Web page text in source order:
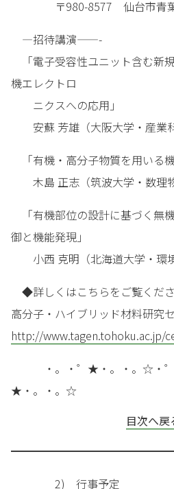
〒980-8577 仙台市青葉
—招待講演——-
「電子受容性ユニット含む新
機エレクトロ
ニクスへの応用」
安蘇 芳雄（大阪大学・産業科
「有機・高分子物質を用いる
木島 正志（筑波大学・数理物
「有機部位の設計に基づく無
御と機能発現」
小西 克明（北海道大学・環境
◆詳しくはこちらをご覧くださ
高分子・ハイブリッド材料研究
http://www.tagen.tohoku.ac.jp/
・。・゜★・。・。☆・゜・
★・。・。☆
目次へ戻
2) 行事予定